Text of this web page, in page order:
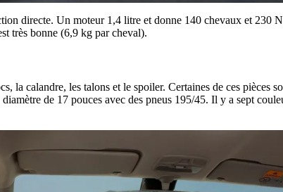
directe. Un moteur 1,4 litre et donne 140 chevaux et 230
très bonne (6,9 kg par cheval).
la calandre, les talons et le spoiler. Certaines de ces pièces
de 17 pouces avec des pneus 195/45. Il y a sept